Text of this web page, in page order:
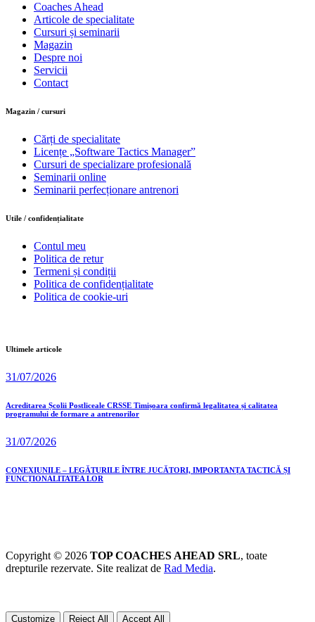
Coaches Ahead
Articole de specialitate
Cursuri și seminarii
Magazin
Despre noi
Servicii
Contact
Magazin / cursuri
Cărți de specialitate
Licențe „Software Tactics Manager”
Cursuri de specializare profesională
Seminarii online
Seminarii perfecționare antrenori
Utile / confidențialitate
Contul meu
Politica de retur
Termeni și condiții
Politica de confidențialitate
Politica de cookie-uri
Ultimele articole
31/07/2026
Acreditarea Școlii Postliceale CRSSE Timișoara confirmă legalitatea și calitatea
programului de formare a antrenorilor
31/07/2026
CONEXIUNILE – LEGĂTURILE ÎNTRE JUCĂTORI, IMPORTANȚA TACTICĂ ȘI
FUNCȚIONALITATEA LOR
Copyright © 2026 TOP COACHES AHEAD SRL, toate
drepturile rezervate. Site realizat de Rad Media.
Customize Reject All Accept All